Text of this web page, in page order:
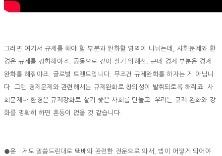
그러면 여기서 규제를 해야 할 부분과 완화할 영역이 나뉘는데, 사회문제와 환
경은 규제를 강화해야죠. 공동으로 같이 살기 위해선. 근데 경제 부분은 경제
완화를 해줘야죠. 글로벌 트렌드입니다. 무조건 규제완화를 하자는 게 아닙니
다. 그런 경제문제와 관련해서는 규제완화로 창의성이 발휘되로록 해줘죠. 사
회문제나 환경은 규제강화로 살기 좋은 사회를 만들고. 우리는 규제 완화와 강
화를 명확히 하면 혼동이 없을 것 같습니다.
●윤 : 저도 말씀드린대로 택배와 관련한 전문으로 와서, 법이 어떻게 되어야